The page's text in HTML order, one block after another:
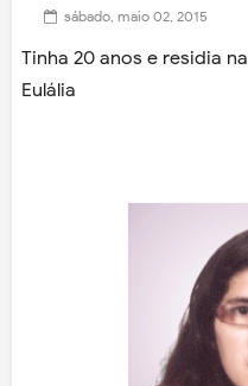
sábado, maio 02, 2015
Tinha 20 anos e residia na
Eulália